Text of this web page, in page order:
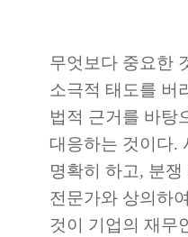
무엇보다 중요한
소극적 태도를 버
법적 근거를 바탕
대응하는 것이다.
명확히 하고, 분쟁
전문가와 상의하
것이 기업의 재무